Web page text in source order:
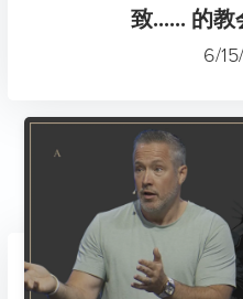
致...... 的
6/